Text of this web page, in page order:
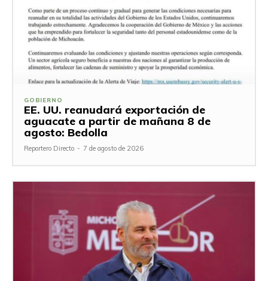
GOBIERNO
EE. UU. reanudará exportación de
aguacate a partir de mañana 8 de
agosto: Bedolla
Reportero Directo - 7 de agosto de 2026